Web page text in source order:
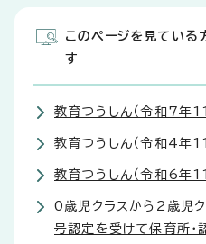
このページを見ている
す
教育つうしん（令和7年
教育つうしん（令和4年
教育つうしん（令和6年
0歳児クラスから2歳児ク
号認定を受けて保育所・